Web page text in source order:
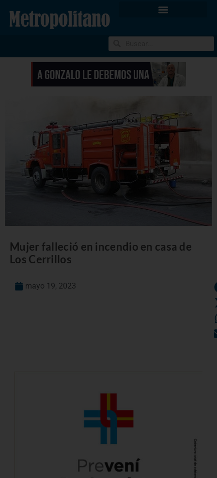
Mujer falleció en incendio en casa de
Los Cerrillos
mayo 19, 2023